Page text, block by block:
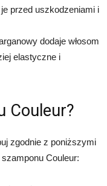
przed uszkodzeniami i
dodaje włosom
elastyczne i
Couleur?
zgodnie z poniższymi
Couleur: